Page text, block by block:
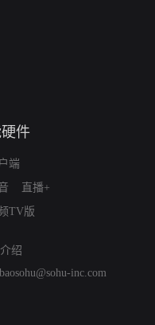
件
端
直播+
TV版
绍
inc.com